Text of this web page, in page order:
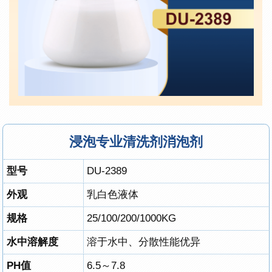
浸泡专业清洗剂消泡剂
型号 DU-2389
外观 乳白色液体
规格 25/100/200/1000KG
水中溶解度 溶于水中、分散性能优异
PH值 6.5～7.8